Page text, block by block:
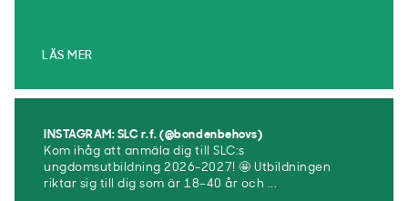
LÄS MER
INSTAGRAM: SLC r.f. (@bondenbehovs)
Kom ihåg att anmäla dig till SLC:s
ungdomsutbildning 2026-2027! 🤩 Utbildningen
riktar sig till dig som är 18–40 år och ...